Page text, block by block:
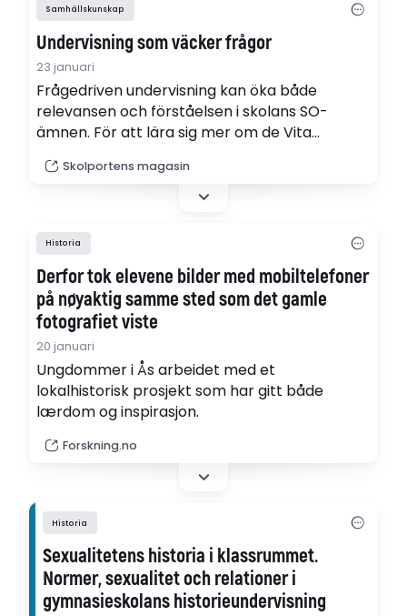
Samhällskunskap
Undervisning som väcker frågor
23 januari
Frågedriven undervisning kan öka både
relevansen och förståelsen i skolans SO-
ämnen. För att lära sig mer om de Vita
Förintelsemuseet och en judisk
Skolportens magasin
Historia
Derfor tok elevene bilder med mobiltelefoner
på nøyaktig samme sted som det gamle
fotografiet viste
20 januari
Ungdommer i Ås arbeidet med et
lokalhistorisk prosjekt som har gitt både
lærdom og inspirasjon.
Forskning.no
Historia
Sexualitetens historia i klassrummet.
Normer, sexualitet och relationer i
gymnasieskolans historieundervisning